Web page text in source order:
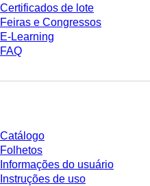
Certificados de lote
Feiras e Congressos
E-Learning
FAQ
Catálogo
Folhetos
Informações do usuário
Instruções de uso